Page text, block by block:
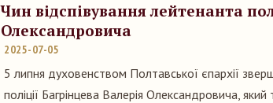
Чин відспівування лейтенанта
Олександровича
2025-07-05
5 липня духовенством Полтавської єпархії
поліції Багрінцева Валерія Олександровича, який